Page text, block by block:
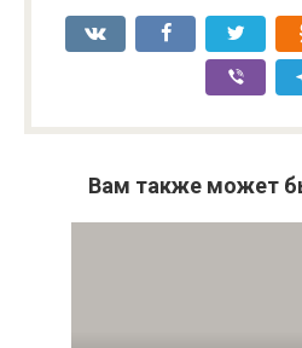
Вам также может